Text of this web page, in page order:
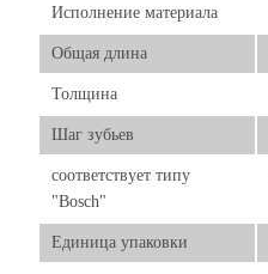
Исполнение материала
Общая длина
Толщина
Шаг зубьев
соответствует типу
"Bosch"
Единица упаковки